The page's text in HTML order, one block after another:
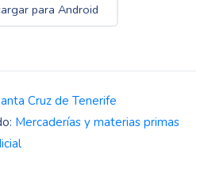
para Android
Cruz de Tenerife
Mercaderías y materias primas